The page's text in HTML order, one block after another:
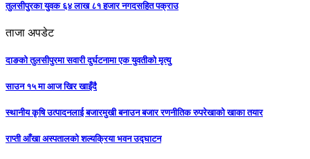
तुलसीपुरका युवक ६४ लाख ८१ हजार नगदसहित पक्राउ
ताजा अपडेट
दाङको तुलसीपुरमा सवारी दुर्घटनामा एक युवतीको मृत्यु
साउन १५ मा आज खिर खाइँदै
स्थानीय कृषि उत्पादनलाई बजारमुखी बनाउन बजार रणनीतिक रुपरेखाको खाका तयार
राप्ती आँखा अस्पतालको शल्यक्रिया भवन उद्घाटन